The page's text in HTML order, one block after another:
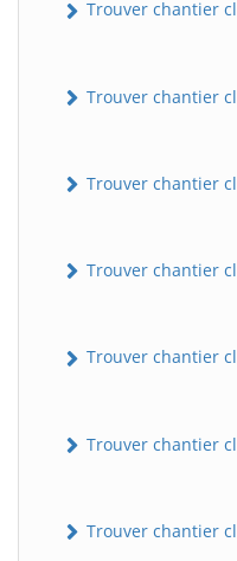
Trouver chantier
Trouver chantier
Trouver chantier
Trouver chantier
Trouver chantier
Trouver chantier
Trouver chantier